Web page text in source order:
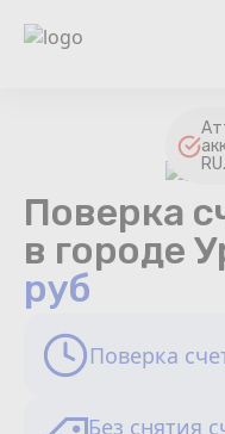
Счетчики воды
Теплосчетчики
Услуги
Районы
Аршин
Поверка
в городе
руб
Поверка
Без снятия